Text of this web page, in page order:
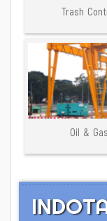
Trash
Oil & Gas